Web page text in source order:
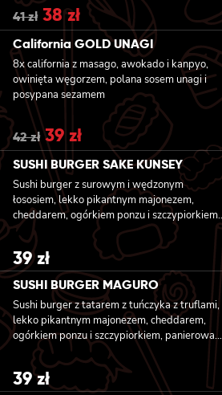
41zł Original
price
was:
41 zł.
38zł Current
price
is:
38 zł.
California GOLD UNAGI
8x california z masago, awokado i kanpyo,
owinięta węgorzem, polana sosem unagi i
posypana sezamem
42zł Original
price
was:
42 zł.
39 zł Current
price
is:
39 zł.
SUSHI BURGER SAKE KUNSEY
Sushi burger z surowym i wędzonym
łososiem, lekko pikantnym majonezem,
cheddarem, ogórkiem ponzu i szczypiorkiem,
panierowany w chrupiącej panko
39zł
SUSHI BURGER MAGURO
Sushi burger z tatarem z tuńczyka z truflami,
lekko pikantnym majonezem, cheddarem,
ogórkiem ponzu i szczypiorkiem, panierowany
w chrupiącej panko
39zł